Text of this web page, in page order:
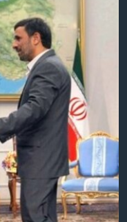
سفر پرزیدنت ترامپ به